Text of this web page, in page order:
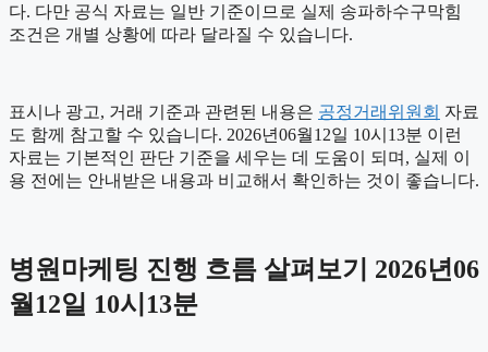
다. 다만 공식 자료는 일반 기준이므로 실제 송파하수구막힘
조건은 개별 상황에 따라 달라질 수 있습니다.
표시나 광고, 거래 기준과 관련된 내용은 공정거래위원회 자료
도 함께 참고할 수 있습니다. 2026년06월12일 10시13분 이런
자료는 기본적인 판단 기준을 세우는 데 도움이 되며, 실제 이
용 전에는 안내받은 내용과 비교해서 확인하는 것이 좋습니다.
병원마케팅 진행 흐름 살펴보기 2026년06
월12일 10시13분